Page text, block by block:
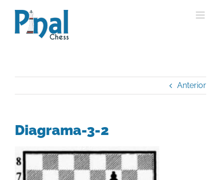
contenido
Anterior
Diagrama-3-2